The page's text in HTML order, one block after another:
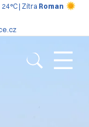
24°C | Zítra Roman